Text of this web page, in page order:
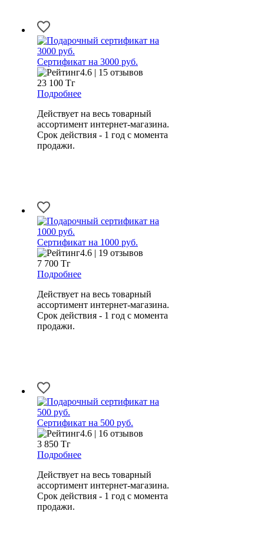
Сертификат на 3000 руб.
4.6 | 15 отзывов
23 100 Тг
Подробнее
Действует на весь товарный
ассортимент интернет-магазина.
Срок действия - 1 год с момента
продажи.
Сертификат на 1000 руб.
4.6 | 19 отзывов
7 700 Тг
Подробнее
Действует на весь товарный
ассортимент интернет-магазина.
Срок действия - 1 год с момента
продажи.
Сертификат на 500 руб.
4.6 | 16 отзывов
3 850 Тг
Подробнее
Действует на весь товарный
ассортимент интернет-магазина.
Срок действия - 1 год с момента
продажи.